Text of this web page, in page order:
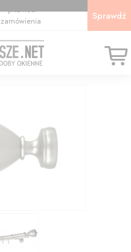
Wpisz kod
zamówienia
Sprawdź